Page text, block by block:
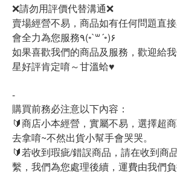
❌請勿用評價代替溝通❌
賣場經營不易，商品如有任何問題直
會全力為您服務٩(◦`꒳´◦)۶
如果喜歡我們的商品及服務，歡迎
星好評肯定唷～甘溫蛤♥
-
購買前務必注意以下內容：
🔰商店小本經營，實屬不易，選擇超
去拿唷~不然出貨小幫手會哭哭。
🔰若收到瑕疵/錯誤商品，請在收到商
繫，我們為您處理後續，運費由我們負